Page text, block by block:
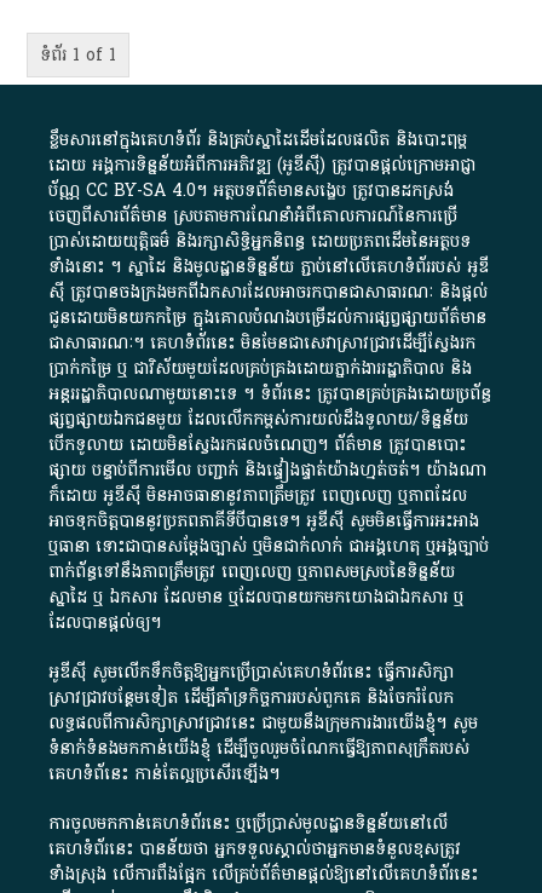
ទំព័រ 1 of 1
ខ្លឹមសារ​នៅ​ក្នុង​គេហទំព័រ និង​គ្រប់​ស្នា​ដៃ​ដើម​ដែល​ផលិត​ និង​បោះពុម្ព​
ដោយ​ អង្គការ​ទិន្នន័យ​អំពី​ការអភិវឌ្ឍ​​ (អូ​ឌី​ស៊ី)​ ត្រូវ​បាន​ផ្តល់​ក្រោម​អាជ្ញា
ប័ណ្ណ​CC BY-SA 4.0។​ អត្ថបទ​ព័ត៌មាន​សង្ខេប​ ត្រូវ​បាន​ដកស្រង់​
ចេញពី​សារព័ត៌មាន ស្របតាមការ​ណែនាំ​អំពី​គោលការណ៍​នៃ​ការ​ប្រើ
ប្រាស់​ដោយ​យុត្តិធម៌​ និង​រក្សាសិទ្ធិអ្នកនិពន្ធ ដោយ​ប្រភពដើម​នៃ​​អត្ថបទ
ទាំង​នោះ​ ។​ ស្នាដៃ​ និង​មូលដ្ឋាន​ទិន្នន័យ ​ភ្ជាប់​នៅ​លើ​គេហទំព័រ​របស់​ អូ​ឌី​
ស៊ី​ ត្រូវ​បាន​ចងក្រង​មក​ពី​ឯកសារ​ដែល​អាច​រក​បានជា​សាធារណៈ​ និង​ផ្តល់​
ជូន​ដោយ​មិន​យក​កម្រៃ​ ក្នុង​គោលបំណង​បម្រើ​ដល់ការ​ផ្សព្វផ្សាយ​ព័ត៌មាន​
ជា​សាធារណៈ​។​ គេហទំព័រ​នេះ​ មិនមែន​ជា​សេវា​ស្រាវជ្រាវ​ដើម្បី​ស្វែងរក
ប្រាក់​កម្រៃ​ ឬ​ ជា​វិស័យ​មួយ​ដែល​គ្រប់គ្រង​ដោយ​ភ្នាក់ងារ​រដ្ឋាភិបាល​ និង ​
អន្តររដ្ឋាភិបាល​ណាមួយ​នោះ​ទេ ​។​ ទំព័រ​នេះ​ ត្រូវ​បាន​គ្រប់គ្រង​ដោយ​ប្រព័ន្ធ​
ផ្សព្វផ្សាយ​ឯកជន​មួយ​ ដែល​លើកកម្ពស់​ការ​យល់​ដឹង​ទូលាយ​/​ទិន្នន័យ​
បើក​ទូលាយ​ ដោយ​មិនស្វែង​រក​ផល​ចំណេញ​។​ ព័ត៌មាន​ ត្រូវ​បាន​បោះ
ផ្សាយ​ បន្ទាប់​ពី​ការ​មើល​ បញ្ជាក់​ និង​ផ្ទៀងផ្ទាត់​យ៉ាង​ហ្មត់ចត់​។​ យ៉ាងណា​
ក៏​ដោយ​ អូ​ឌី​ស៊ី​ មិន​អាច​ធានា​នូវ​ភាព​ត្រឹមត្រូវ​ ពេញលេញ​ ឬ​ភាព​ដែល​
អាច​ទុកចិត្ត​បាននូវ​ប្រភព​ភាគី​ទី​បី​បាន​ទេ​។​ អូ​ឌី​ស៊ី​ សូម​មិន​ធ្វើការ​អះអាង​
ឬ​ធានា​ ទោះជា​បាន​សម្តែង​ច្បាស់​ ឬ​មិន​ជាក់លាក់​ ជា​អង្គហេតុ​ ឬ​អង្គច្បាប់​
ពាក់ព័ន្ធ​ទៅ​នឹង​ភាព​ត្រឹមត្រូវ​ ពេញលេញ​ ឬ​ភាព​សម​ស្រប​នៃ​ទិន្នន័យ​
ស្នាដៃ​ ឬ​ ឯកសារ​ ដែល​មាន​ ឬ​ដែល​បាន​យក​មក​យោង​ជា​ឯកសារ​ ឬ​
ដែល​បាន​ផ្តល់​ឲ្យ​។
អូឌីស៊ី សូមលើកទឹកចិត្តឱ្យអ្នកប្រើប្រាស់គេហទំព័រនេះ ធ្វើការសិក្សា
ស្រាវជ្រាវបន្ថែមទៀត ដើម្បីគាំទ្រកិច្ចការ​របស់ពួកគេ និងចែករំលែក
លទ្ធផលពីការសិក្សាស្រាវជ្រាវនេះ ជាមួយនឹងក្រុមការងារយើងខ្ញុំ។ សូម
ទំនាក់ទំនងមកកាន់យើងខ្ញុំ ដើម្បីចូលរួមចំណែកធ្វើឱ្យភាពសុក្រឹតរបស់
គេហទំព័នេះ កាន់តែល្អប្រសើរឡើង។
ការចូលមកកាន់គេហទំព័រនេះ ឬប្រើប្រាស់មូលដ្ឋានទិន្នន័យនៅលើ
គេហទំព័រនេះ បានន័យថា អ្នកទទួលស្គាល់ថាអ្នកមានទំនួលខុសត្រូវ
ទាំងស្រុង លើការពឹងផ្អែក លើគ្រប់ព័ត៌មានផ្តល់ឱ្យនៅលើគេហទំព័រនេះ